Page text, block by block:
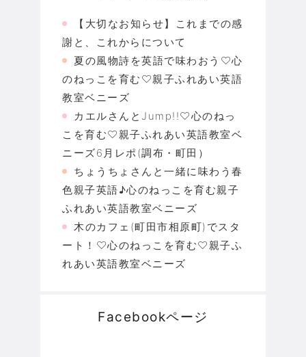
【大切なお知らせ】これまでの感
謝と、これからについて
夏の風物詩を英語で味わおう♡心
のねっこを育む♡親子ふれあい英語
教室ベニーズ
カエルさんとJump!!♡心のねっ
こを育む♡親子ふれあい英語教室ベ
ニーズ6月レポ(調布・町田）
ちょうちょさんと一緒に味わう春
色親子英語♪心のねっこを育む親子
ふれあい英語教室ベニーズ
木のカフェ(町田市相原町)でスタ
ート！♡心のねっこを育む♡親子ふ
れあい英語教室ベニーズ
Facebookページ